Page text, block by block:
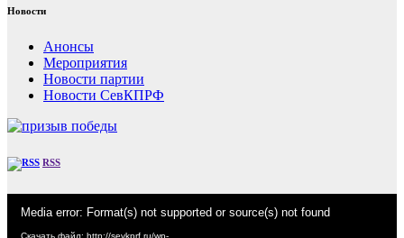
Новости
Анонсы
Мероприятия
Новости партии
Новости СевКПРФ
RSS
Media error: Format(s) not supported or source(s) not found
Скачать файл: http://sevkprf.ru/wp-